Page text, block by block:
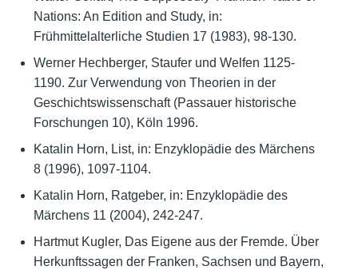
Nations: An Edition and Study, in:
Frühmittelalterliche Studien 17 (1983), 98-130.
Werner Hechberger, Staufer und Welfen 1125-
1190. Zur Verwendung von Theorien in der
Geschichtswissenschaft (Passauer historische
Forschungen 10), Köln 1996.
Katalin Horn, List, in: Enzyklopädie des Märchens
8 (1996), 1097-1104.
Katalin Horn, Ratgeber, in: Enzyklopädie des
Märchens 11 (2004), 242-247.
Hartmut Kugler, Das Eigene aus der Fremde. Über
Herkunftssagen der Franken, Sachsen und Bayern,